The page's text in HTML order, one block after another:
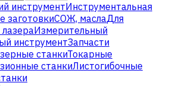
инструментИнструментальная
заготовкиСОЖ, маслаДля
Измерительный
инструментЗапчасти
станкиТокарные
станкиЛистогибочные